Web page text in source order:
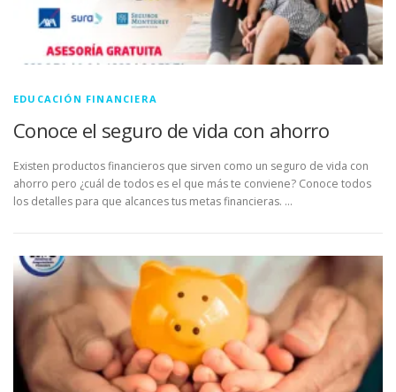
EDUCACIÓN FINANCIERA
Conoce el seguro de vida con ahorro
Existen productos financieros que sirven como un seguro de vida con
ahorro pero ¿cuál de todos es el que más te conviene? Conoce todos
los detalles para que alcances tus metas financieras. …